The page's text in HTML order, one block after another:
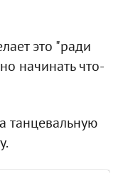
это "ради
начинать что-
танцевальную